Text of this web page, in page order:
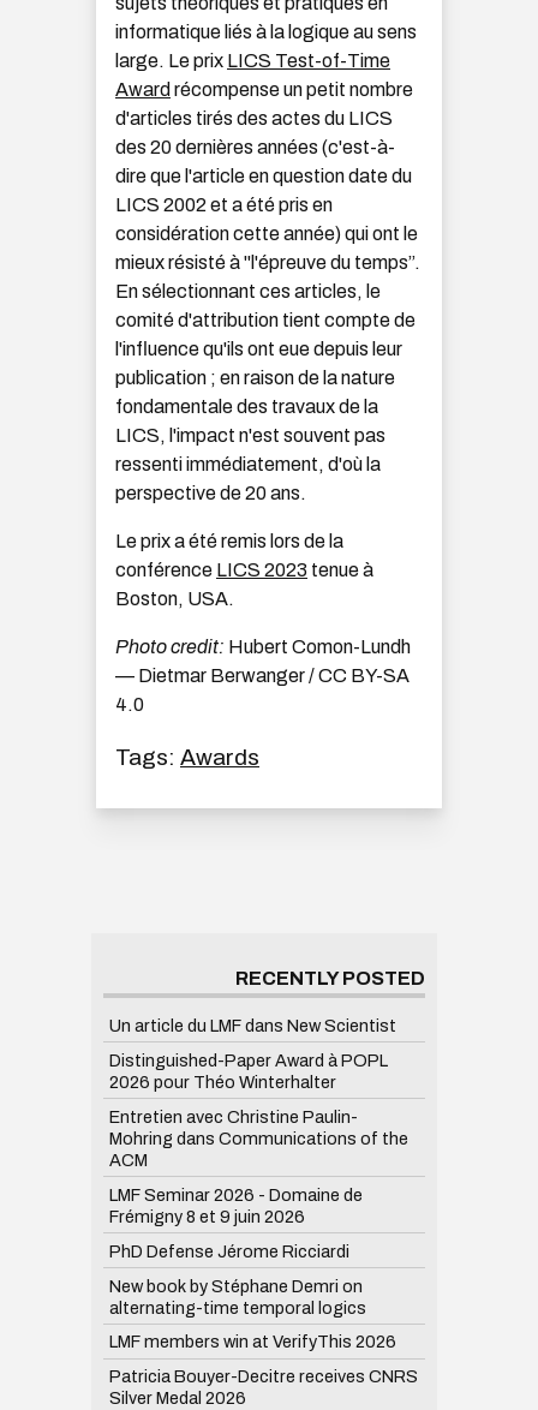
informatique liés à la logique au sens
large. Le prix LICS Test-of-Time
Award récompense un petit nombre
d'articles tirés des actes du LICS
des 20 dernières années (c'est-à-
dire que l'article en question date du
LICS 2002 et a été pris en
considération cette année) qui ont le
mieux résisté à "l'épreuve du temps”.
En sélectionnant ces articles, le
comité d'attribution tient compte de
l'influence qu'ils ont eue depuis leur
publication ; en raison de la nature
fondamentale des travaux de la
LICS, l'impact n'est souvent pas
ressenti immédiatement, d'où la
perspective de 20 ans.
Le prix a été remis lors de la
conférence LICS 2023 tenue à
Boston, USA.
Photo credit: Hubert Comon-Lundh
— Dietmar Berwanger / CC BY-SA
4.0
Tags: Awards
RECENTLY POSTED
Un article du LMF dans New Scientist
Distinguished-Paper Award à POPL
2026 pour Théo Winterhalter
Entretien avec Christine Paulin-
Mohring dans Communications of the
ACM
LMF Seminar 2026 - Domaine de
Frémigny 8 et 9 juin 2026
PhD Defense Jérome Ricciardi
New book by Stéphane Demri on
alternating-time temporal logics
LMF members win at VerifyThis 2026
Patricia Bouyer-Decitre receives CNRS
Silver Medal 2026